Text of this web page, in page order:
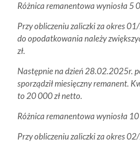
Różnica remanentowa wyniosła 5
Przy obliczeniu zaliczki za okres
do opodatkowania należy
zł.
Następnie na dzień 28.02.2025r.
sporządził miesięczny remanent.
to 20 000 zł netto.
Różnica remanentowa wyniosła 10
Przy obliczeniu zaliczki za okres